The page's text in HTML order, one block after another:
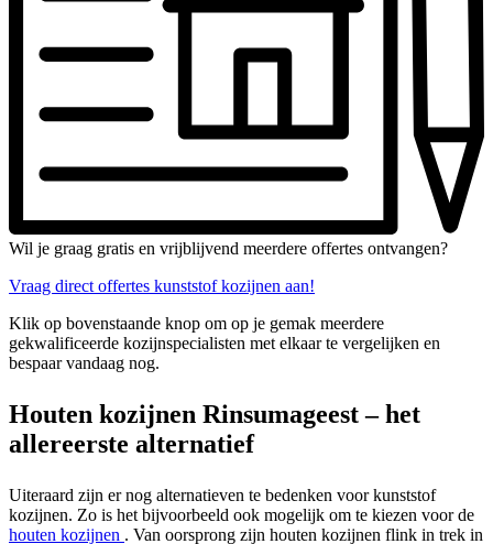
Wil je graag gratis en vrijblijvend meerdere offertes ontvangen?
Vraag direct offertes kunststof kozijnen aan!
Klik op bovenstaande knop om op je gemak meerdere
gekwalificeerde kozijnspecialisten met elkaar te vergelijken en
bespaar vandaag nog.
Houten kozijnen Rinsumageest – het
allereerste alternatief
Uiteraard zijn er nog alternatieven te bedenken voor kunststof
kozijnen. Zo is het bijvoorbeeld ook mogelijk om te kiezen voor de
houten kozijnen . Van oorsprong zijn houten kozijnen flink in trek in